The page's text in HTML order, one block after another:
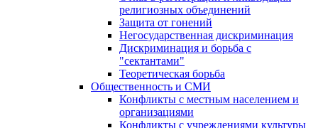
религиозных объединений
Защита от гонений
Негосударственная дискриминация
Дискриминация и борьба с
"сектантами"
Теоретическая борьба
Общественность и СМИ
Конфликты с местным населением и
организациями
Конфликты с учреждениями культуры